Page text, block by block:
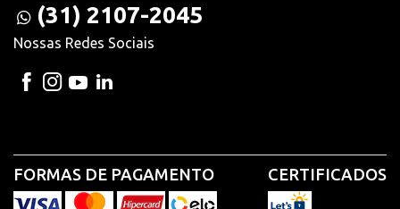
(31) 2107-2045
Nossas Redes Sociais
FORMAS DE PAGAMENTO CERTIFICADOS